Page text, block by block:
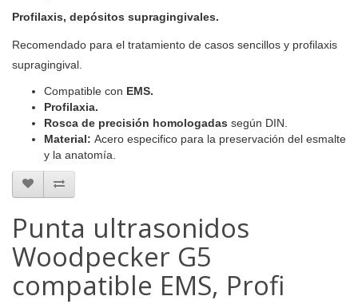
Profilaxis, depósitos supragingivales.
Recomendado para el tratamiento de casos sencillos y profilaxis
supragingival.
Compatible con EMS.
Profilaxia.
Rosca de precisión homologadas según DIN.
Material: Acero especifico para la preservación del esmalte
y la anatomía.
Punta ultrasonidos
Woodpecker G5
compatible EMS, Profi